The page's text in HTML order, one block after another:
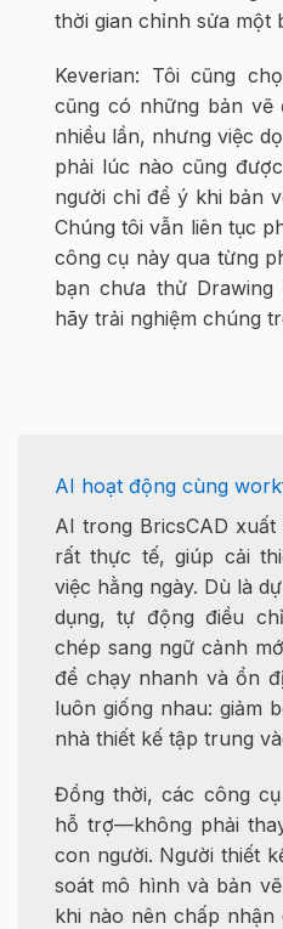
thời gian chỉnh sửa một
Keverian: Tôi cũng
cũng có những bản vẽ
nhiều lần, nhưng việc
phải lúc nào cũng
người chỉ để ý khi bản
Chúng tôi vẫn liên tục
công cụ này qua từng
bạn chưa thử Drawing
hãy trải nghiệm chúng
AI hoạt động cùng
AI trong BricsCAD
rất thực tế, giúp cải
việc hằng ngày. Dù là
dụng, tự động điều
chép sang ngữ cảnh
để chạy nhanh và ổn
luôn giống nhau: giảm
nhà thiết kế tập trung
Đồng thời, các công
hỗ trợ—không phải
con người. Người thiết
soát mô hình và bản
khi nào nên chấp